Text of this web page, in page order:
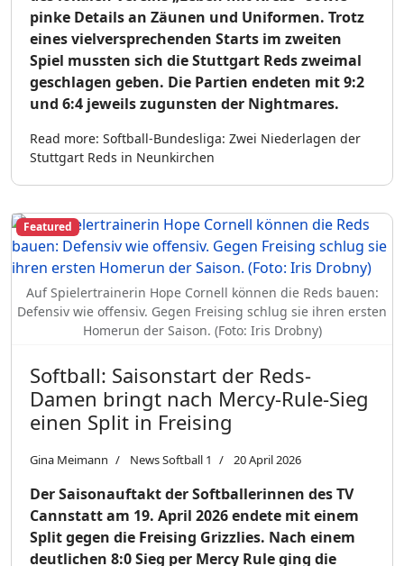
pinke Details an Zäunen und Uniformen. Trotz
eines vielversprechenden Starts im zweiten
Spiel mussten sich die Stuttgart Reds zweimal
geschlagen geben. Die Partien endeten mit 9:2
und 6:4 jeweils zugunsten der Nightmares.
Read more: Softball-Bundesliga: Zwei Niederlagen der
Stuttgart Reds in Neunkirchen
Auf Spielertrainerin Hope Cornell können die Reds bauen:
Defensiv wie offensiv. Gegen Freising schlug sie ihren ersten
Homerun der Saison. (Foto: Iris Drobny)
Featured
Softball: Saisonstart der Reds-
Damen bringt nach Mercy-Rule-Sieg
einen Split in Freising
Gina Meimann News Softball 1 20 April 2026
Der Saisonauftakt der Softballerinnen des TV
Cannstatt am 19. April 2026 endete mit einem
Split gegen die Freising Grizzlies. Nach einem
deutlichen 8:0 Sieg per Mercy Rule ging die